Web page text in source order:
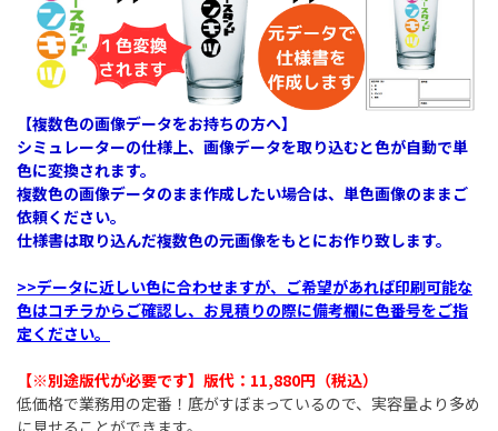
【複数色の画像データをお持ちの方へ】
シミュレーターの仕様上、画像データを取り込むと色が自動で単
色に変換されます。
複数色の画像データのまま作成したい場合は、単色画像のままご
依頼ください。
仕様書は取り込んだ複数色の元画像をもとにお作り致します。
>>データに近しい色に合わせますが、ご希望があれば印刷可能な
色はコチラからご確認し、お見積りの際に備考欄に色番号をご指
定ください。
【※別途版代が必要です】版代：11,880円（税込）
低価格で業務用の定番！底がすぼまっているので、実容量より多め
に見せることができます。